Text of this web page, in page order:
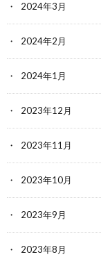
2024年3月
2024年2月
2024年1月
2023年12月
2023年11月
2023年10月
2023年9月
2023年8月